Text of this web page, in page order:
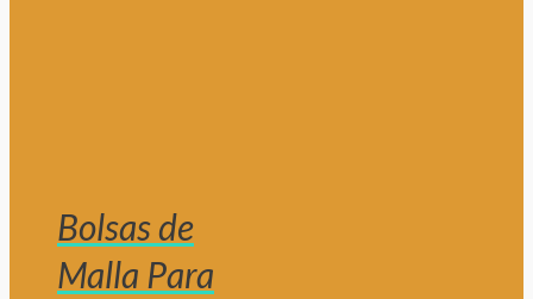
Bolsas de
Malla Para